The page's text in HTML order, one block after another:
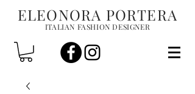
ELEONORA PORTERA
ITALIAN FASHION DESIGNER